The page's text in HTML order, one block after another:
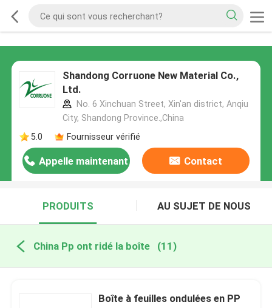
Shandong Corruone New Material Co.,
Ltd.
No. 6 Xinchuan Street, Xin'an district, Anqiu
City, Shandong Province.,China
5.0
Fournisseur vérifié
Appelle maintenant Contact
PRODUITS AU SUJET DE NOUS
China Pp ont ridé la boîte (11)
Boîte à feuilles ondulées en PP